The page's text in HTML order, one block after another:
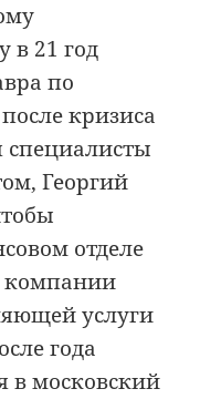
в 21 год
по
кризиса
специалисты
Георгий
отделе
компании
услуги
года
в московский